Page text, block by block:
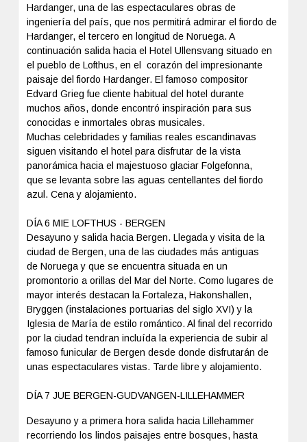
Hardanger, una de las espectaculares obras de
ingeniería del país, que nos permitirá admirar el fiordo de
Hardanger, el tercero en longitud de Noruega. A
continuación salida hacia el Hotel Ullensvang situado en
el pueblo de Lofthus, en el corazón del impresionante
paisaje del fiordo Hardanger. El famoso compositor
Edvard Grieg fue cliente habitual del hotel durante
muchos años, donde encontró inspiración para sus
conocidas e inmortales obras musicales.
Muchas celebridades y familias reales escandinavas
siguen visitando el hotel para disfrutar de la vista
panorámica hacia el majestuoso glaciar Folgefonna,
que se levanta sobre las aguas centellantes del fiordo
azul. Cena y alojamiento.
DÍA 6 MIE LOFTHUS - BERGEN
Desayuno y salida hacia Bergen. Llegada y visita de la
ciudad de Bergen, una de las ciudades más antiguas
de Noruega y que se encuentra situada en un
promontorio a orillas del Mar del Norte. Como lugares de
mayor interés destacan la Fortaleza, Hakonshallen,
Bryggen (instalaciones portuarias del siglo XVI) y la
Iglesia de María de estilo romántico. Al final del recorrido
por la ciudad tendran incluída la experiencia de subir al
famoso funicular de Bergen desde donde disfrutarán de
unas espectaculares vistas. Tarde libre y alojamiento.
DÍA 7 JUE BERGEN-GUDVANGEN-LILLEHAMMER
Desayuno y a primera hora salida hacia Lillehammer
recorriendo los lindos paisajes entre bosques, hasta